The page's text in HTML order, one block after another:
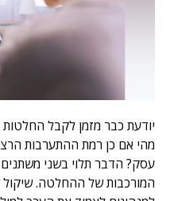
יודעת כבר מזמן לקבל
עסק? הדבר תלוי בשני משתנים
המורכבות של ההחלטה.